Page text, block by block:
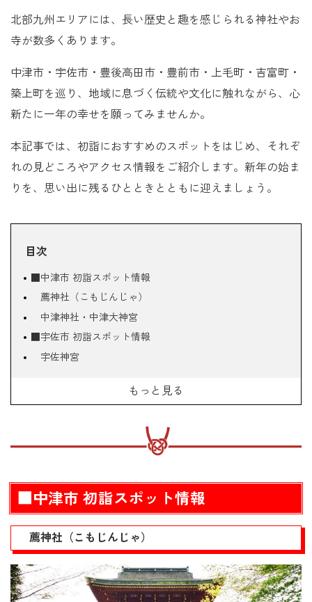
北部九州エリアには、長い歴史と趣を感じられる神社やお
寺が数多くあります。
中津市・宇佐市・豊後高田市・豊前市・上毛町・吉富町・
築上町を巡り、地域に息づく伝統や文化に触れながら、心
新たに一年の幸せを願ってみませんか。
本記事では、初詣におすすめのスポットをはじめ、それぞ
れの見どころやアクセス情報をご紹介します。新年の始ま
りを、思い出に残るひとときとともに迎えましょう。
目次
■中津市 初詣スポット情報
薦神社（こもじんじゃ）
中津神社・中津大神宮
■宇佐市 初詣スポット情報
宇佐神宮
■豊後高田市 初詣スポット情報
嘯吹八幡神社（うそぶきはちまんじんじゃ）
大富神社（おおとみじんじゃ）
■吉富町 初詣スポット情報
八幡古表神社（はちまんこひょうじんじゃ）
■上毛町 初詣スポット情報
覚円寺（かくえんじ）
もっと見る
■中津市 初詣スポット情報
薦神社（こもじんじゃ）